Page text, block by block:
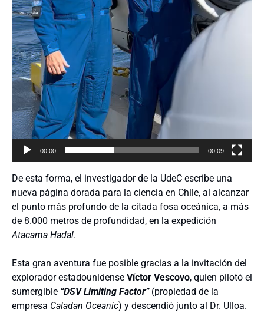
00:00 00:09
De esta forma, el investigador de la UdeC escribe una
nueva página dorada para la ciencia en Chile, al alcanzar
el punto más profundo de la citada fosa oceánica, a más
de 8.000 metros de profundidad, en la expedición
Atacama Hadal.
Esta gran aventura fue posible gracias a la invitación del
explorador estadounidense Víctor Vescovo, quien pilotó el
sumergible “DSV Limiting Factor” (propiedad de la
empresa Caladan Oceanic) y descendió junto al Dr. Ulloa.